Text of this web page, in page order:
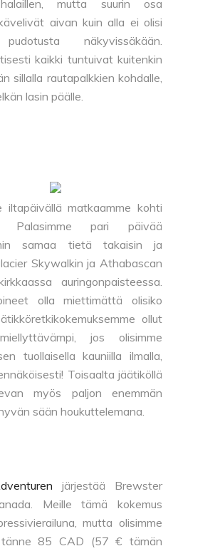
mutta suurin osa
aivan kuin alla ei olisi
näkyvissäkään.
kaikki tuntuivat kuitenkin
sillalla rautapalkkien kohdalle,
lasin päälle.
iltapäivällä matkaamme kohti
Palasimme pari päivää
samaa tietä takaisin ja
Skywalkin ja Athabascan
auringonpaisteessa.
olla miettimättä olisiko
ollut
jos olisimme
tuollaisella kauniilla ilmalla,
Toisaalta jäätiköllä
myös paljon enemmän
sään houkuttelemana.
järjestää Brewster
Meille tämä kokemus
mutta olisimme
tänne 85 CAD (57 € tämän